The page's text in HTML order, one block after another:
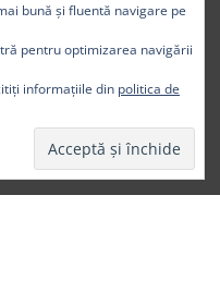
bună și fluentă navigare pe
pentru optimizarea navigării
informațiile din politica de